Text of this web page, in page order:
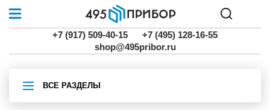
+7 (917) 509-40-15
+7 (495) 128-16-55
shop@495pribor.ru
ВСЕ РАЗДЕЛЫ